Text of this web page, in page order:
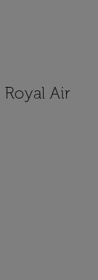
Royal Air